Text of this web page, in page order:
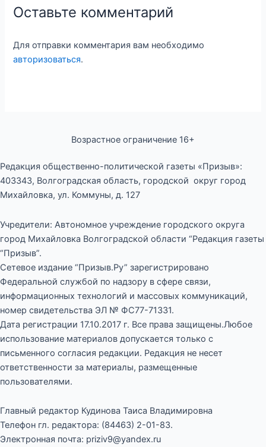
Оставьте комментарий
Для отправки комментария вам необходимо
авторизоваться.
Возрастное ограничение 16+
Редакция общественно-политической газеты «Призыв»:
403343, Волгоградская область, городской округ город
Михайловка, ул. Коммуны, д. 127
Учредители: Автономное учреждение городского округа
город Михайловка Волгоградской области “Редакция газеты
“Призыв”.
Сетевое издание “Призыв.Ру” зарегистрировано
Федеральной службой по надзору в сфере связи,
информационных технологий и массовых коммуникаций,
номер свидетельства ЭЛ № ФС77-71331.
Дата регистрации 17.10.2017 г. Все права защищены.Любое
использование материалов допускается только с
письменного согласия редакции. Редакция не несет
ответственности за материалы, размещенные
пользователями.
Главный редактор Кудинова Таиса Владимировна
Телефон гл. редактора: (84463) 2-01-83.
Электронная почта: priziv9@yandex.ru